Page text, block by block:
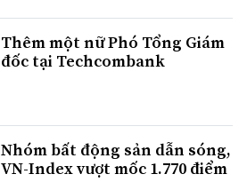
Thêm một nữ Phó Tổng Giám
đốc tại Techcombank
Nhóm bất động sản dẫn sóng,
VN-Index vượt mốc 1.770 điểm